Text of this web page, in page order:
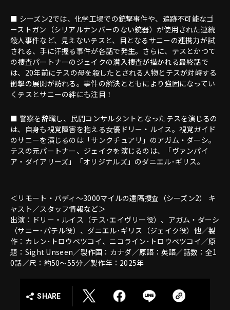
■ シーズン2では、化学工場での銃撃事件や、追跡不可能なゴ
ーストガン（シリアルナンバーのない銃器）が使用された連続
殺人事件など、見えないテスと、目となるサニーの連携力が試
される、手に汗握る事件が各話で発生。さらに、テスとかつて
の捜査パートナーのジェイクの潜入捜査が描かれる最終話で
は、20年前にテスの母を殺したとされる人物とテスが対峙する
衝撃の展開が訪れる。事件の解決とともにより強固になってい
くテスとサニーの絆にも注目！
■ 警察を辞職し、民間コンサルタントとなったテスを演じるの
は、自身も視覚障害を抱える女優ドリー・ルイス。視覚ガイド
のサニーを演じるのは「サンクチュアリ」のアガム・ダーシ。
テスの元パートナー、ジェイクを演じるのは、「ヴァンパイ
ア・ダイアリーズ」「オリジナルズ」のダニエル･ギリス。
＜リモート・バディ～3000マイルの遠隔捜査（シーズン2） キ
ャスト／スタッフ情報など＞
出演：ドリー・ルイス（テス･エイヴリー役）、アガム・ダーシ
（サニー･パテル役）、ダニエル･ギリス（ジェイク役）他／製
作：カレン･トロウベツコイ、ニコライン･トロウベツコイ／原
題：Sight Unseen／製作国：カナダ／原語：英語／話数：全1
0話／尺：約50～55分／製作年：2025年
SHARE